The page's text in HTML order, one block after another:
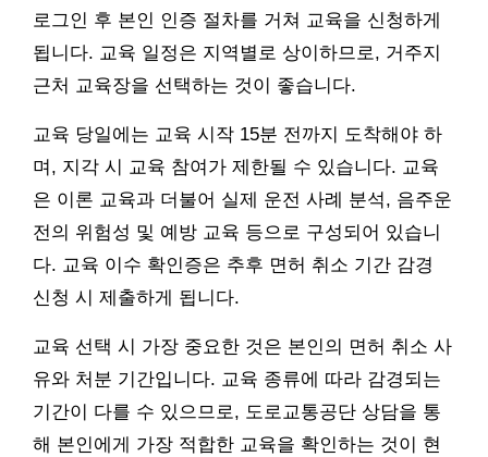
로그인 후 본인 인증 절차를 거쳐 교육을 신청하게
됩니다. 교육 일정은 지역별로 상이하므로, 거주지
근처 교육장을 선택하는 것이 좋습니다.
교육 당일에는 교육 시작 15분 전까지 도착해야 하
며, 지각 시 교육 참여가 제한될 수 있습니다. 교육
은 이론 교육과 더불어 실제 운전 사례 분석, 음주운
전의 위험성 및 예방 교육 등으로 구성되어 있습니
다. 교육 이수 확인증은 추후 면허 취소 기간 감경
신청 시 제출하게 됩니다.
교육 선택 시 가장 중요한 것은 본인의 면허 취소 사
유와 처분 기간입니다. 교육 종류에 따라 감경되는
기간이 다를 수 있으므로, 도로교통공단 상담을 통
해 본인에게 가장 적합한 교육을 확인하는 것이 현